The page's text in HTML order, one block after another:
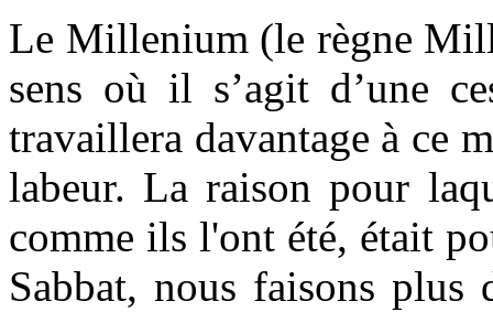
Le Millenium (le règne
sens où il s’agit d’une
travaillera davantage à ce
labeur. La raison pour
comme ils l'ont été, était
Sabbat, nous faisons plus